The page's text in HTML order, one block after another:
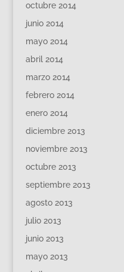
octubre 2014
junio 2014
mayo 2014
abril 2014
marzo 2014
febrero 2014
enero 2014
diciembre 2013
noviembre 2013
octubre 2013
septiembre 2013
agosto 2013
julio 2013
junio 2013
mayo 2013